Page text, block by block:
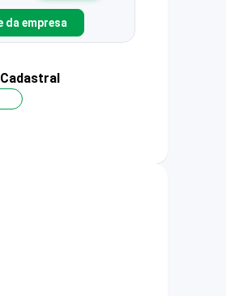
da empresa